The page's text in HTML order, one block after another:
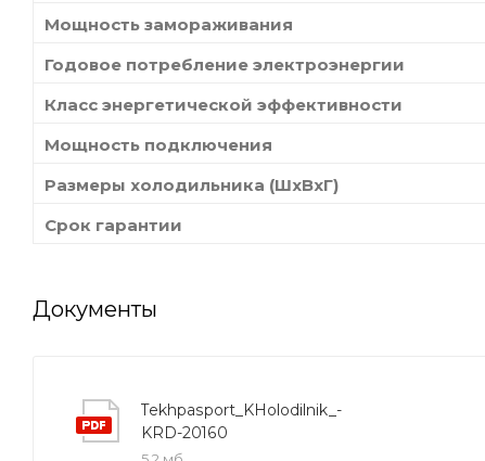
Мощность замораживания
Годовое потребление электроэнергии
Класс энергетической эффективности
Мощность подключения
Размеры холодильника (ШxВxГ)
Срок гарантии
Документы
Tekhpasport_KHolodilnik_-
KRD-20160